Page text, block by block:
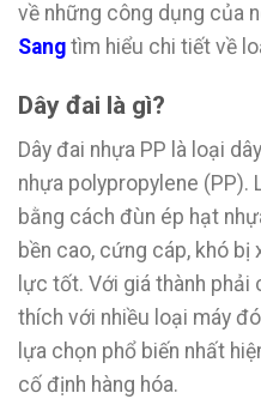
về những công dụng của
Sang tìm hiểu chi tiết về
Dây đai là gì?
Dây đai nhựa PP là loại
nhựa polypropylene (PP).
bằng cách đùn ép hạt
bền cao, cứng cáp, khó
lực tốt. Với giá thành
thích với nhiều loại máy
lựa chọn phổ biến nhất
cố định hàng hóa.